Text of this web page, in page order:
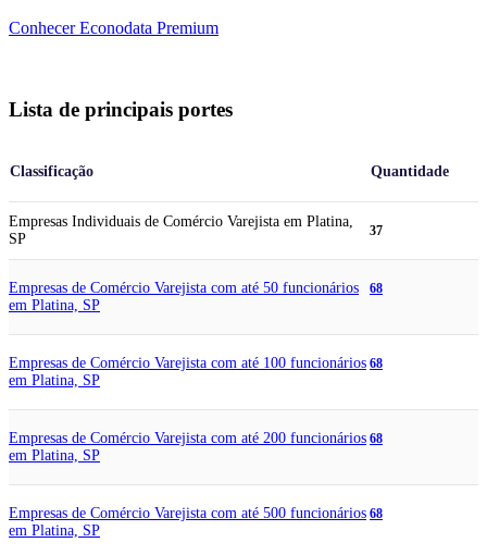
Conhecer Econodata Premium
Lista de principais portes
Classificação Quantidade
Empresas Individuais de Comércio Varejista em Platina,
SP
37
Empresas de Comércio Varejista com até 50 funcionários
em Platina, SP
68
Empresas de Comércio Varejista com até 100 funcionários
em Platina, SP
68
Empresas de Comércio Varejista com até 200 funcionários
em Platina, SP
68
Empresas de Comércio Varejista com até 500 funcionários
em Platina, SP
68